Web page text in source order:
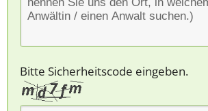
Bitte Sicherheitscode eingeben.